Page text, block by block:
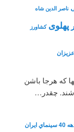
ناصر الدین شاه
پهلوی کشاورز
که هرجا باشن
چقدر…